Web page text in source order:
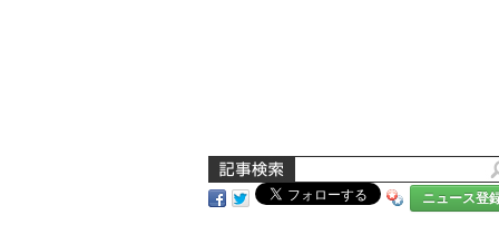
ニュース登